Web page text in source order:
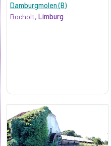
Damburgmolen (B)
Bocholt, Limburg